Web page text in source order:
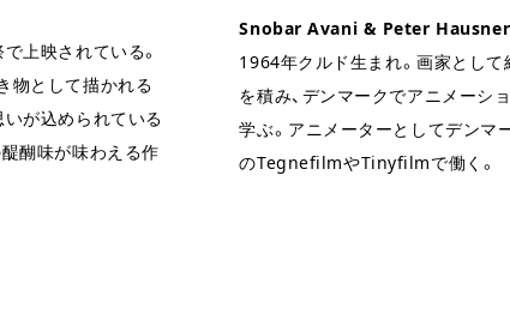
上映されている。
物として描かれる
が込められている
醐味が味わえる作
Snobar Avani & Peter Hausner
1964年クルド生まれ。画家として
を積み、デンマークでアニメーシ
学ぶ。アニメーターとしてデンマ
のTegnefilmやTinyfilmで働く。